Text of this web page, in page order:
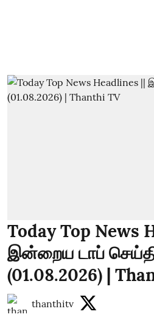
Today Top News
இன்றைய டாப்
(01.08.2026) |
thanthitv